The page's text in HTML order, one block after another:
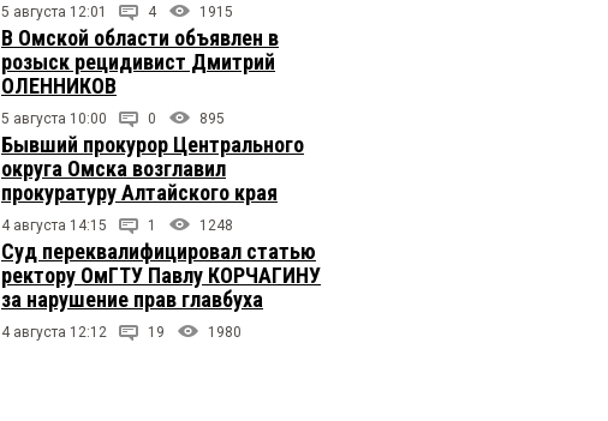
5 августа 12:01 4 1915
В Омской области объявлен в
розыск рецидивист Дмитрий
ОЛЕННИКОВ
5 августа 10:00 0 895
Бывший прокурор Центрального
округа Омска возглавил
прокуратуру Алтайского края
4 августа 14:15 1 1248
Суд переквалифицировал статью
ректору ОмГТУ Павлу КОРЧАГИНУ
за нарушение прав главбуха
4 августа 12:12 19 1980